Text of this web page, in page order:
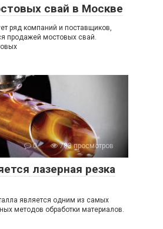
свай в Москве
ряд компаний и поставщиков,
продажей мостовых свай.
0 783 просмотров
лазерная резка
является одним из самых
методов обработки материалов.